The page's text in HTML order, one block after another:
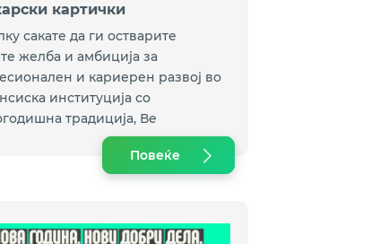
картички
сакате да ги остварите
желба и амбиција за
и кариерен развој во
институција со
традиција, Ве
да аплицирате за
во Комерцијална банка.
Повеќе